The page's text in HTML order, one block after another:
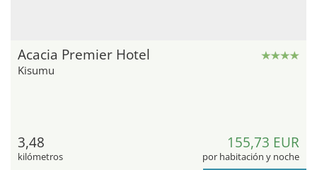
Acacia Premier Hotel
Kisumu
3,48
kilómetros
155,73 EUR
por habitación y noche